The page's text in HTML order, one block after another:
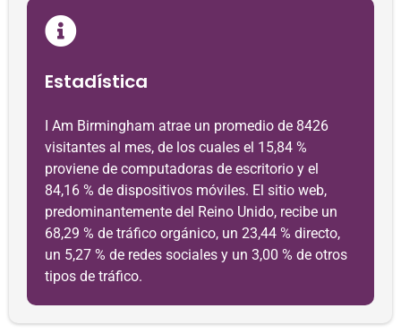
Estadística
I Am Birmingham atrae un promedio de 8426
visitantes al mes, de los cuales el 15,84 %
proviene de computadoras de escritorio y el
84,16 % de dispositivos móviles. El sitio web,
predominantemente del Reino Unido, recibe un
68,29 % de tráfico orgánico, un 23,44 % directo,
un 5,27 % de redes sociales y un 3,00 % de otros
tipos de tráfico.